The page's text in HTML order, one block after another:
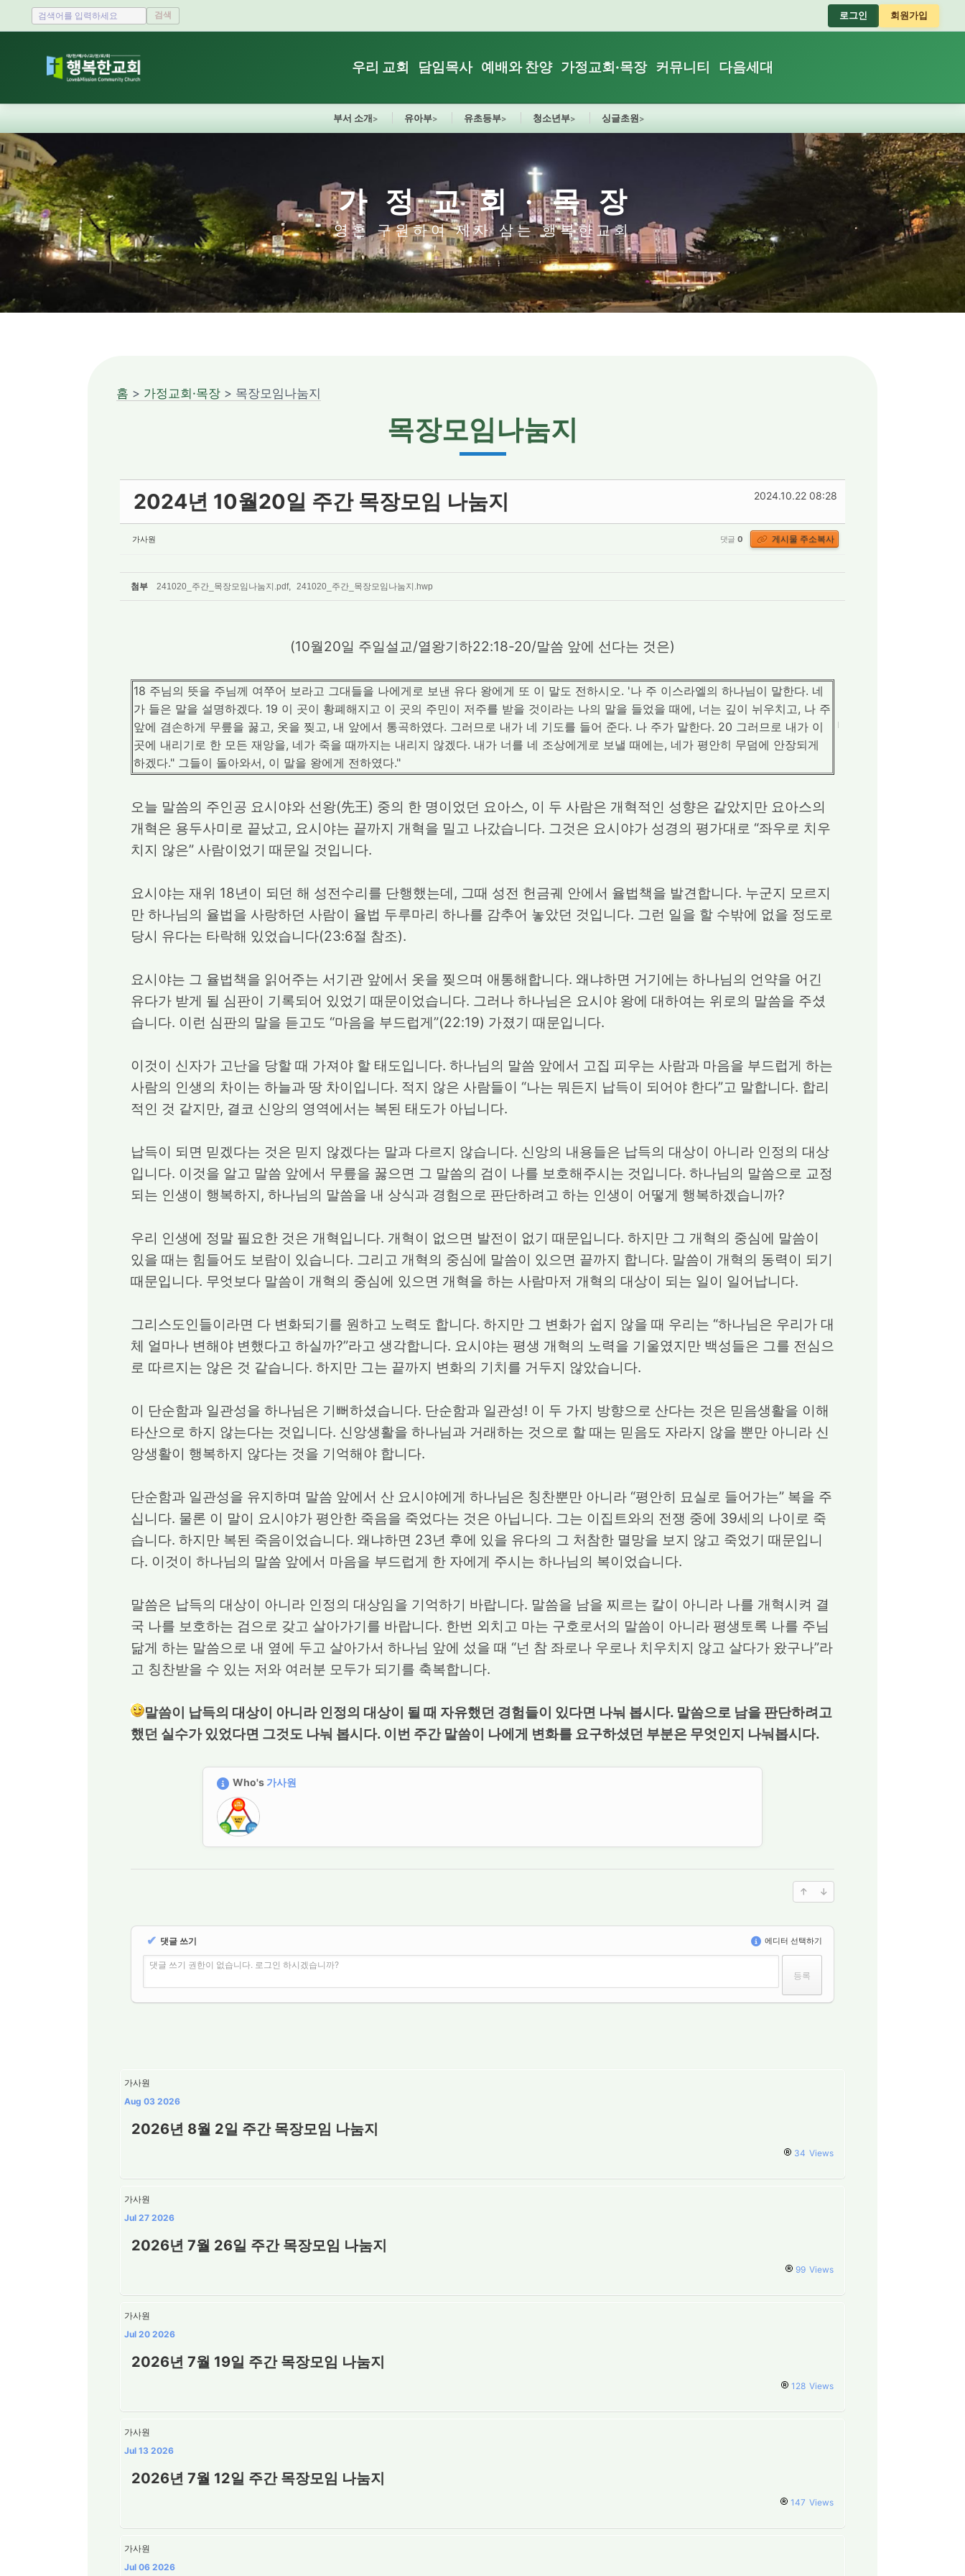
검색 로그인 회원가입
우리 교회 담임목사 예배와 찬양 가정교회·목장 커뮤니티 다음세대
부서 소개 유아부 유초등부 청소년부 싱글초원
가정교회·목장
영혼 구원하여 제자 삼는 행복한교회
홈 > 가정교회·목장 > 목장모임나눔지
목장모임나눔지
2024.10.22 08:28
2024년 10월20일 주간 목장모임 나눔지
가사원 댓글 0 게시물 주소복사
첨부 241020_주간_목장모임나눔지.pdf, 241020_주간_목장모임나눔지.hwp
(10월20일 주일설교/열왕기하22:18-20/말씀 앞에 선다는 것은)
18 주님의 뜻을 주님께 여쭈어 보라고 그대들을 나에게로 보낸 유다 왕에게 또 이 말도 전하시오. '나 주 이스라엘의 하나님이 말한다. 네
가 들은 말을 설명하겠다. 19 이 곳이 황폐해지고 이 곳의 주민이 저주를 받을 것이라는 나의 말을 들었을 때에, 너는 깊이 뉘우치고, 나 주
앞에 겸손하게 무릎을 꿇고, 옷을 찢고, 내 앞에서 통곡하였다. 그러므로 내가 네 기도를 들어 준다. 나 주가 말한다. 20 그러므로 내가 이
곳에 내리기로 한 모든 재앙을, 네가 죽을 때까지는 내리지 않겠다. 내가 너를 네 조상에게로 보낼 때에는, 네가 평안히 무덤에 안장되게
하겠다." 그들이 돌아와서, 이 말을 왕에게 전하였다."
오늘 말씀의 주인공 요시야와 선왕(先王) 중의 한 명이었던 요아스, 이 두 사람은 개혁적인 성향은 같았지만 요아스의
개혁은 용두사미로 끝났고, 요시야는 끝까지 개혁을 밀고 나갔습니다. 그것은 요시야가 성경의 평가대로 “좌우로 치우
치지 않은” 사람이었기 때문일 것입니다.
요시야는 재위 18년이 되던 해 성전수리를 단행했는데, 그때 성전 헌금궤 안에서 율법책을 발견합니다. 누군지 모르지
만 하나님의 율법을 사랑하던 사람이 율법 두루마리 하나를 감추어 놓았던 것입니다. 그런 일을 할 수밖에 없을 정도로
당시 유다는 타락해 있었습니다(23:6절 참조).
요시야는 그 율법책을 읽어주는 서기관 앞에서 옷을 찢으며 애통해합니다. 왜냐하면 거기에는 하나님의 언약을 어긴
유다가 받게 될 심판이 기록되어 있었기 때문이었습니다. 그러나 하나님은 요시야 왕에 대하여는 위로의 말씀을 주셨
습니다. 이런 심판의 말을 듣고도 “마음을 부드럽게”(22:19) 가졌기 때문입니다.
이것이 신자가 고난을 당할 때 가져야 할 태도입니다. 하나님의 말씀 앞에서 고집 피우는 사람과 마음을 부드럽게 하는
사람의 인생의 차이는 하늘과 땅 차이입니다. 적지 않은 사람들이 “나는 뭐든지 납득이 되어야 한다”고 말합니다. 합리
적인 것 같지만, 결코 신앙의 영역에서는 복된 태도가 아닙니다.
납득이 되면 믿겠다는 것은 믿지 않겠다는 말과 다르지 않습니다. 신앙의 내용들은 납득의 대상이 아니라 인정의 대상
입니다. 이것을 알고 말씀 앞에서 무릎을 꿇으면 그 말씀의 검이 나를 보호해주시는 것입니다. 하나님의 말씀으로 교정
되는 인생이 행복하지, 하나님의 말씀을 내 상식과 경험으로 판단하려고 하는 인생이 어떻게 행복하겠습니까?
우리 인생에 정말 필요한 것은 개혁입니다. 개혁이 없으면 발전이 없기 때문입니다. 하지만 그 개혁의 중심에 말씀이
있을 때는 힘들어도 보람이 있습니다. 그리고 개혁의 중심에 말씀이 있으면 끝까지 합니다. 말씀이 개혁의 동력이 되기
때문입니다. 무엇보다 말씀이 개혁의 중심에 있으면 개혁을 하는 사람마저 개혁의 대상이 되는 일이 일어납니다.
그리스도인들이라면 다 변화되기를 원하고 노력도 합니다. 하지만 그 변화가 쉽지 않을 때 우리는 “하나님은 우리가 대
체 얼마나 변해야 변했다고 하실까?”라고 생각합니다. 요시야는 평생 개혁의 노력을 기울였지만 백성들은 그를 전심으
로 따르지는 않은 것 같습니다. 하지만 그는 끝까지 변화의 기치를 거두지 않았습니다.
이 단순함과 일관성을 하나님은 기뻐하셨습니다. 단순함과 일관성! 이 두 가지 방향으로 산다는 것은 믿음생활을 이해
타산으로 하지 않는다는 것입니다. 신앙생활을 하나님과 거래하는 것으로 할 때는 믿음도 자라지 않을 뿐만 아니라 신
앙생활이 행복하지 않다는 것을 기억해야 합니다.
단순함과 일관성을 유지하며 말씀 앞에서 산 요시야에게 하나님은 칭찬뿐만 아니라 “평안히 묘실로 들어가는” 복을 주
십니다. 물론 이 말이 요시야가 평안한 죽음을 죽었다는 것은 아닙니다. 그는 이집트와의 전쟁 중에 39세의 나이로 죽
습니다. 하지만 복된 죽음이었습니다. 왜냐하면 23년 후에 있을 유다의 그 처참한 멸망을 보지 않고 죽었기 때문입니
다. 이것이 하나님의 말씀 앞에서 마음을 부드럽게 한 자에게 주시는 하나님의 복이었습니다.
말씀은 납득의 대상이 아니라 인정의 대상임을 기억하기 바랍니다. 말씀을 남을 찌르는 칼이 아니라 나를 개혁시켜 결
국 나를 보호하는 검으로 갖고 살아가기를 바랍니다. 한번 외치고 마는 구호로서의 말씀이 아니라 평생토록 나를 주님
닮게 하는 말씀으로 내 옆에 두고 살아가서 하나님 앞에 섰을 때 “넌 참 좌로나 우로나 치우치지 않고 살다가 왔구나”라
고 칭찬받을 수 있는 저와 여러분 모두가 되기를 축복합니다.
말씀이 납득의 대상이 아니라 인정의 대상이 될 때 자유했던 경험들이 있다면 나눠 봅시다. 말씀으로 남을 판단하려고
했던 실수가 있었다면 그것도 나눠 봅시다. 이번 주간 말씀이 나에게 변화를 요구하셨던 부분은 무엇인지 나눠봅시다.
Who's 가사원
✔ 댓글 쓰기 에디터 선택하기
댓글 쓰기 권한이 없습니다. 로그인 하시겠습니까?
가사원
Aug 03 2026
2026년 8월 2일 주간 목장모임 나눔지
34 Views
가사원
Jul 27 2026
2026년 7월 26일 주간 목장모임 나눔지
99 Views
가사원
Jul 20 2026
2026년 7월 19일 주간 목장모임 나눔지
128 Views
가사원
Jul 13 2026
2026년 7월 12일 주간 목장모임 나눔지
147 Views
가사원
Jul 06 2026
Sketchbook5, 스케치북5
Sketchbook5, 스케치북5